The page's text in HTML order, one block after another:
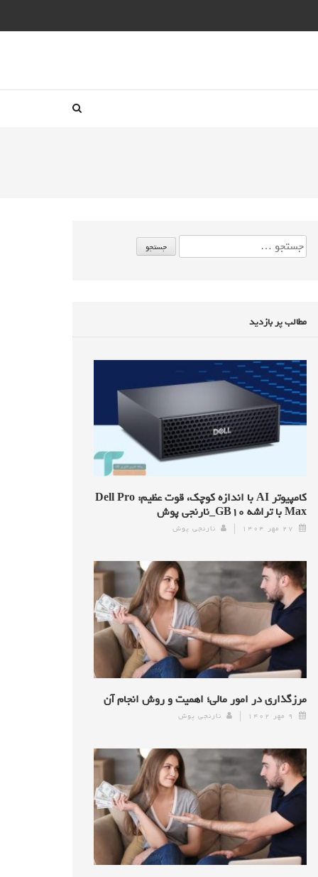
مطالب پر بازدید
کامپیوتر AI با اندازه کوچک، قوت عظیم: Dell Pro
Max با تراشه GB۱۰_نارنجی پوش
۲۷ مهر ۱۴۰۴ نارنجی پوش
مرزگذاری در امور مالی؛ اهمیت و روش انجام آن
۹ مهر ۱۴۰۲ نارنجی پوش